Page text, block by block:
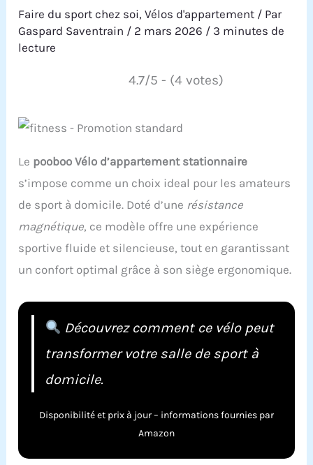
Faire du sport chez soi,Vélos d'appartement / Par
Gaspard Saventrain / 2 mars 2026 / 3 minutes de
lecture
4.7/5 - (4 votes)
Le pooboo Vélo d’appartement stationnaire
s’impose comme un choix ideal pour les amateurs
de sport à domicile. Doté d’une résistance
magnétique, ce modèle offre une expérience
sportive fluide et silencieuse, tout en garantissant
un confort optimal grâce à son siège ergonomique.
Découvrez comment ce vélo peut
transformer votre salle de sport à
domicile.
Disponibilité et prix à jour – informations fournies par
Amazon